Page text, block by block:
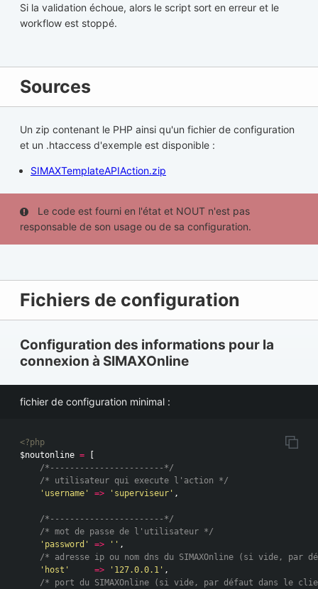
Si la validation échoue, alors le script sort en erreur et le
workflow est stoppé.
Sources
Un zip contenant le PHP ainsi qu'un fichier de configuration
et un .htaccess d'exemple est disponible :
SIMAXTemplateAPIAction.zip
Le code est fourni en l'état et NOUT n'est pas
responsable de son usage ou de sa configuration.
Fichiers de configuration
Configuration des informations pour la
connexion à SIMAXOnline
fichier de configuration minimal :
<?php
$noutonline =
/*-----------------------*/
/* utilisateur qui execute l'action */
'username'
=> 'superviseur' ,
/*-----------------------*/
/* mot de passe de l'utilisateur */
'password'
=> '' ,
/* adresse ip ou nom dns du SIMAXOnline (si vide,
'host'
=> '127.0.0.1' ,
/* port du SIMAXOnline (si vide, par défaut dans le